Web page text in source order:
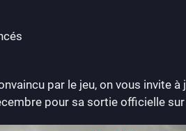
par le jeu, on vous invite
pour sa sortie officielle